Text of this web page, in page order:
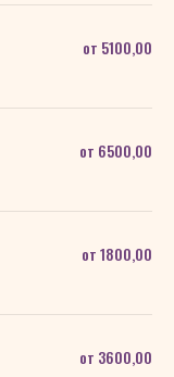
от 5100,00
от 6500,00
от 1800,00
от 3600,00